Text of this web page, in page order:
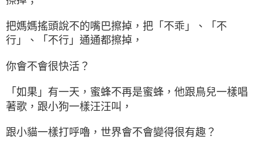
把媽媽搖頭說不的嘴巴擦掉，把「不乖」、「不
行」、「不行」通通都擦掉，
你會不會很快活？
「如果」有一天，蜜蜂不再是蜜蜂，他跟鳥兒一樣唱
著歌，跟小狗一樣汪汪叫，
跟小貓一樣打呼嚕，世界會不會變得很有趣？